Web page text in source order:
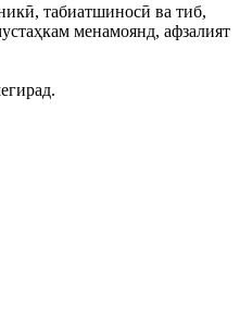
табиатшиносӣ ва тиб,
менамоянд, афзалият